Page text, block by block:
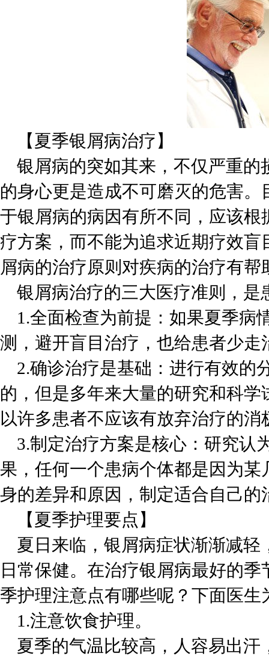
【夏季银屑病治疗】
银屑病的突如其来，不仅严重的
的身心更是造成不可磨灭的危害
于银屑病的病因有所不同，应该
疗方案，而不能为追求近期疗效
屑病的治疗原则对疾病的治疗有帮
银屑病治疗的三大医疗准则，是
1.全面检查为前提：如果夏季病
测，避开盲目治疗，也给患者少走
2.确诊治疗是基础：进行有效的
的，但是多年来大量的研究和科
以许多患者不应该有放弃治疗的消
3.制定治疗方案是核心：研究认
果，任何一个患病个体都是因为
身的差异和原因，制定适合自己
【夏季护理要点】
夏日来临，银屑病症状渐渐减轻
日常保健。在治疗银屑病最好的
季护理注意点有哪些呢？下面医生
1.注意饮食护理。
夏季的气温比较高，人容易出汗